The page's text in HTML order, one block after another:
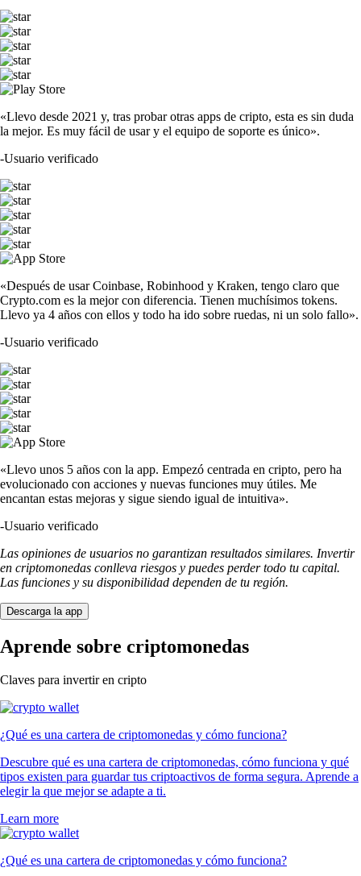
«Llevo desde 2021 y, tras probar otras apps de cripto, esta es sin duda
la mejor. Es muy fácil de usar y el equipo de soporte es único».
-Usuario verificado
«Después de usar Coinbase, Robinhood y Kraken, tengo claro que
Crypto.com es la mejor con diferencia. Tienen muchísimos tokens.
Llevo ya 4 años con ellos y todo ha ido sobre ruedas, ni un solo fallo».
-Usuario verificado
«Llevo unos 5 años con la app. Empezó centrada en cripto, pero ha
evolucionado con acciones y nuevas funciones muy útiles. Me
encantan estas mejoras y sigue siendo igual de intuitiva».
-Usuario verificado
Las opiniones de usuarios no garantizan resultados similares. Invertir
en criptomonedas conlleva riesgos y puedes perder todo tu capital.
Las funciones y su disponibilidad dependen de tu región.
Descarga la app
Aprende sobre criptomonedas
Claves para invertir en cripto
¿Qué es una cartera de criptomonedas y cómo funciona?
Descubre qué es una cartera de criptomonedas, cómo funciona y qué
tipos existen para guardar tus criptoactivos de forma segura. Aprende a
elegir la que mejor se adapte a ti.
Learn more
¿Qué es una cartera de criptomonedas y cómo funciona?